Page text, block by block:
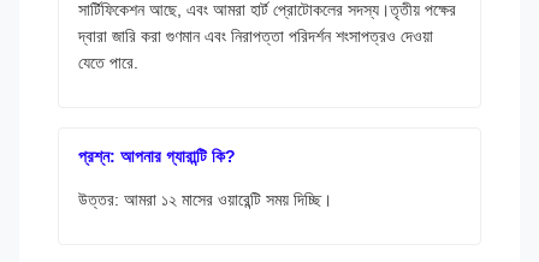
সার্টিফিকেশন আছে, এবং আমরা হার্ট প্রোটোকলের সদস্য।তৃতীয় পক্ষের
দ্বারা জারি করা গুণমান এবং নিরাপত্তা পরিদর্শন শংসাপত্রও দেওয়া
যেতে পারে.
প্রশ্ন: আপনার গ্যারান্টি কি?
উত্তর: আমরা ১২ মাসের ওয়ারেন্টি সময় দিচ্ছি।